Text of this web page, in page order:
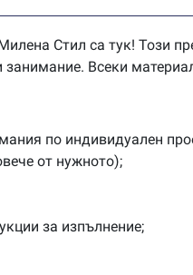
Стил са тук! Този
Всеки
по индивидуален
от нужното);
за изпълнение;